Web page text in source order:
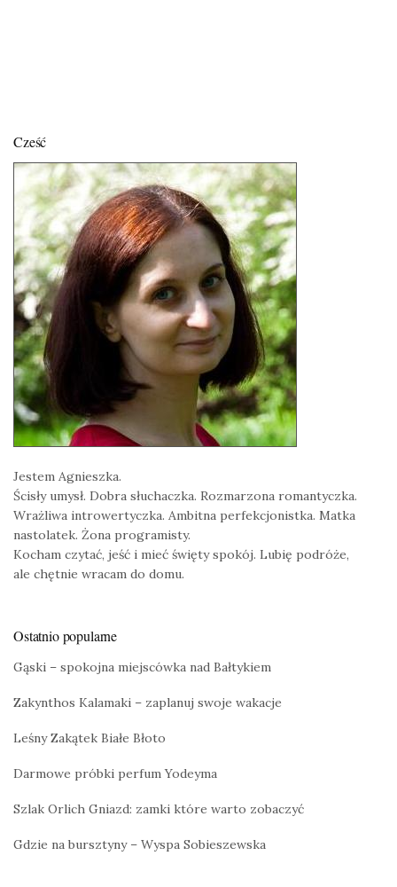
Cześć
Jestem Agnieszka.
Ścisły umysł. Dobra słuchaczka. Rozmarzona romantyczka.
Wrażliwa introwertyczka. Ambitna perfekcjonistka. Matka
nastolatek. Żona programisty.
Kocham czytać, jeść i mieć święty spokój. Lubię podróże,
ale chętnie wracam do domu.
Ostatnio popularne
Gąski – spokojna miejscówka nad Bałtykiem
Zakynthos Kalamaki – zaplanuj swoje wakacje
Leśny Zakątek Białe Błoto
Darmowe próbki perfum Yodeyma
Szlak Orlich Gniazd: zamki które warto zobaczyć
Gdzie na bursztyny – Wyspa Sobieszewska